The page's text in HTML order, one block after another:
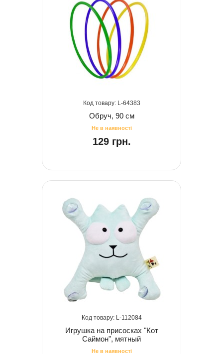
64383
Обруч, 90 см
129 грн.
112084
Игрушка на присосках "Кот
Саймон", мятный